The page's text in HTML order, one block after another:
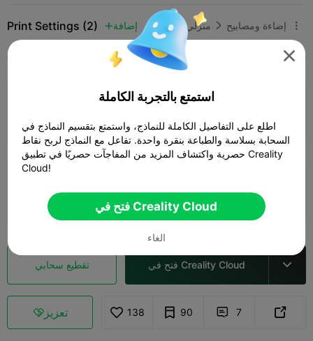
Print Settings (2)  إضافة منزلي  إضاءة ومصابيح 
K2 Plus K2 Pro
 10h 28m  2 plates  159.39g
04h 36m 1 plates 247.72g
تقطيع سحابي فتح في Creality Cloud 
تعزيز 138 90  7 

استمتع بالتجربة الكاملة
اطلع على التفاصيل الكاملة للنماذج، واستمتع بتقسيم النماذج في
السحابة بسلاسة والطباعة بنقرة واحدة. تفاعل مع النماذج لربح نقاط
حصرية واكتشاف المزيد من المفاجآت حصريًا في تطبيق Creality
Cloud!
فتح في Creality Cloud
الغاء